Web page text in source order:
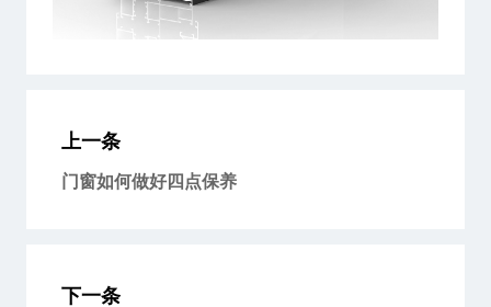
上一条
门窗如何做好四点保养
下一条